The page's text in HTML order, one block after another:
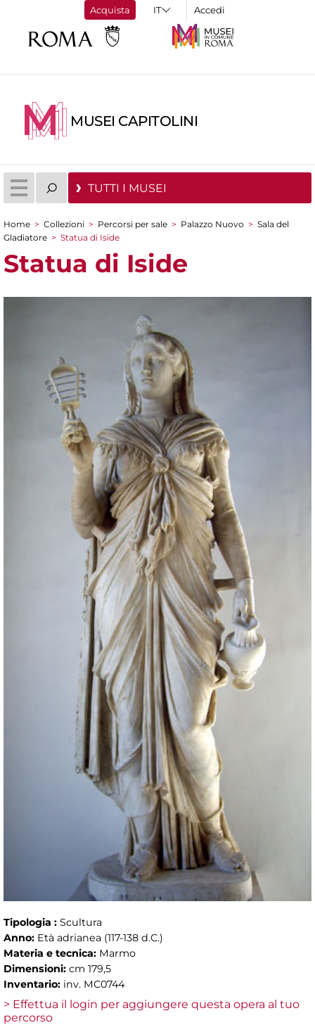
Acquista Accedi
MUSEI CAPITOLINI
TUTTI I MUSEI
Tu sei qui
Home > Collezioni > Percorsi per sale > Palazzo Nuovo > Sala del
Gladiatore > Statua di Iside
Statua di Iside
Tipologia : Scultura
Anno: Età adrianea (117-138 d.C.)
Materia e tecnica: Marmo
Dimensioni: cm 179,5
Inventario: inv. MC0744
> Effettua il login per aggiungere questa opera al tuo
percorso